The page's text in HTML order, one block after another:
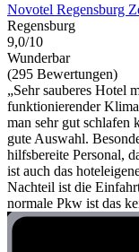
Novotel Regensburg
Regensburg
9,0/10
Wunderbar
(295 Bewertungen)
„Sehr sauberes Hotel
funktionierender
man sehr gut schlafen
gute Auswahl.
hilfsbereite Personal,
ist auch das
Nachteil ist die
normale Pkw ist das